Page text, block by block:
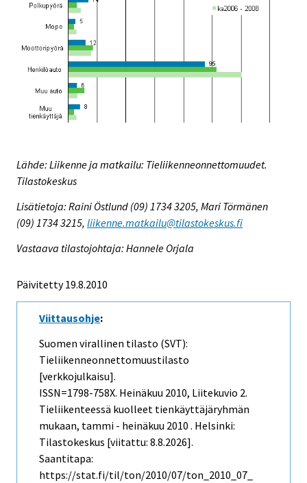
Lähde: Liikenne ja matkailu: Tieliikenneonnettomuudet.
Tilastokeskus
Lisätietoja: Raini Östlund (09) 1734 3205, Mari Törmänen
(09) 1734 3215, liikenne.matkailu@tilastokeskus.fi
Vastaava tilastojohtaja: Hannele Orjala
Päivitetty 19.8.2010
Viittausohje:
Suomen virallinen tilasto (SVT):
Tieliikenneonnettomuustilasto
[verkkojulkaisu].
ISSN=1798-758X. Heinäkuu 2010, Liitekuvio 2.
Tieliikenteessä kuolleet tienkäyttäjäryhmän
mukaan, tammi - heinäkuu 2010 . Helsinki:
Tilastokeskus [viitattu: 8.8.2026].
Saantitapa:
https://stat.fi/til/ton/2010/07/ton_2010_07_